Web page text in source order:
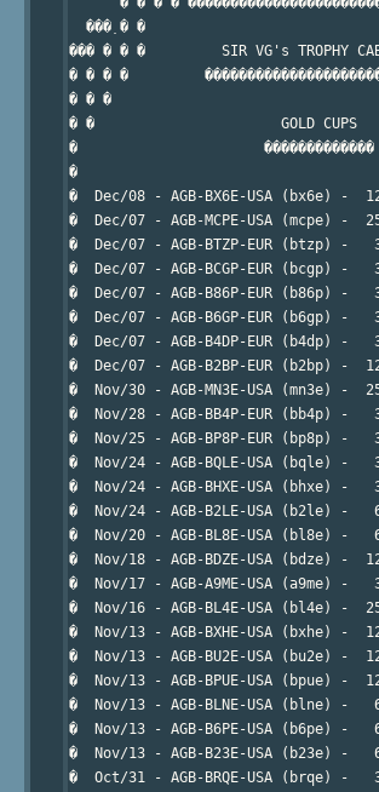
� � �����
��� � � �         SIR VG's TROPHY
� � � �
� � �
� �                      GOLD
�
�
�  Dec/08 - AGB-BX6E-USA (bx6e) -
�  Dec/07 - AGB-MCPE-USA (mcpe) -
�  Dec/07 - AGB-BTZP-EUR (btzp) -
�  Dec/07 - AGB-BCGP-EUR (bcgp) -
�  Dec/07 - AGB-B86P-EUR (b86p) -
�  Dec/07 - AGB-B6GP-EUR (b6gp) -
�  Dec/07 - AGB-B4DP-EUR (b4dp) -
�  Dec/07 - AGB-B2BP-EUR (b2bp) -
�  Nov/30 - AGB-MN3E-USA (mn3e) -
�  Nov/28 - AGB-BB4P-EUR (bb4p) -
�  Nov/25 - AGB-BP8P-EUR (bp8p) -
�  Nov/24 - AGB-BQLE-USA (bqle) -
�  Nov/24 - AGB-BHXE-USA (bhxe) -
�  Nov/24 - AGB-B2LE-USA (b2le) -
�  Nov/20 - AGB-BL8E-USA (bl8e) -
�  Nov/18 - AGB-BDZE-USA (bdze) -
�  Nov/17 - AGB-A9ME-USA (a9me) -
�  Nov/16 - AGB-BL4E-USA (bl4e) -
�  Nov/13 - AGB-BXHE-USA (bxhe) -
�  Nov/13 - AGB-BU2E-USA (bu2e) -
�  Nov/13 - AGB-BPUE-USA (bpue) -
�  Nov/13 - AGB-BLNE-USA (blne) -
�  Nov/13 - AGB-B6PE-USA (b6pe) -
�  Nov/13 - AGB-B23E-USA (b23e) -
�  Oct/31 - AGB-BRQE-USA (brqe) -